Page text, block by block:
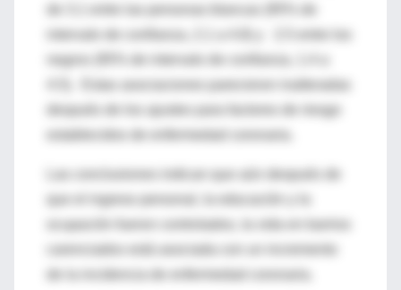
negros (95% de intervalo de confianza, 1.4 a
después de los ajustes para factores de riesgo
que el ingreso personal, la educación y la
ocupación fueron controlados, la vida en barrios